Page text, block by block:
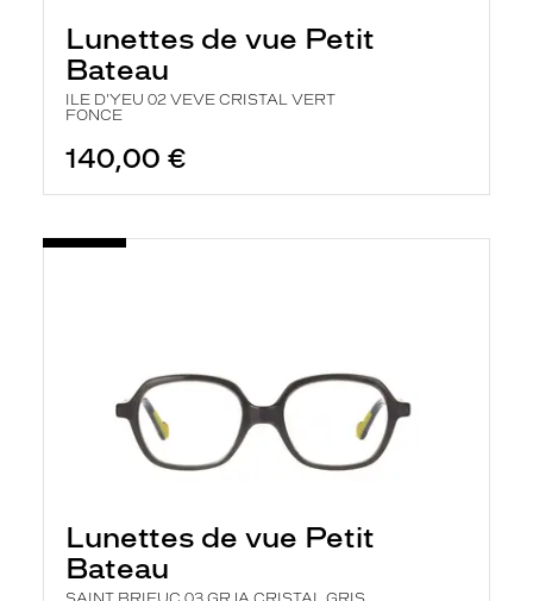
Lunettes de vue Petit
Bateau
ILE D'YEU 02 VEVE CRISTAL VERT
FONCE
140,00 €
Lunettes de vue Petit
Bateau